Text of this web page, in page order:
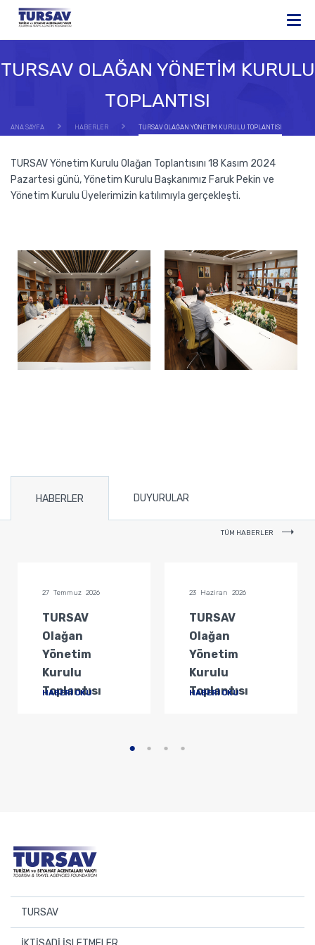
TURSAV OLAĞAN YÖNETİM KURULU
TOPLANTISI
ANA SAYFA HABERLER TURSAV OLAĞAN YÖNETİM KURULU TOPLANTISI
TURSAV Yönetim Kurulu Olağan Toplantısını 18 Kasım 2024
Pazartesi günü, Yönetim Kurulu Başkanımız Faruk Pekin ve
Yönetim Kurulu Üyelerimizin katılımıyla gerçekleşti.
HABERLER DUYURULAR
TÜM HABERLER
27 Temmuz 2026
TURSAV
Olağan
Yönetim
Kurulu
Toplantısı
HABERİ OKU
23 Haziran 2026
TURSAV
Olağan
Yönetim
Kurulu
Toplantısı
HABERİ OKU
TURSAV
Başkan